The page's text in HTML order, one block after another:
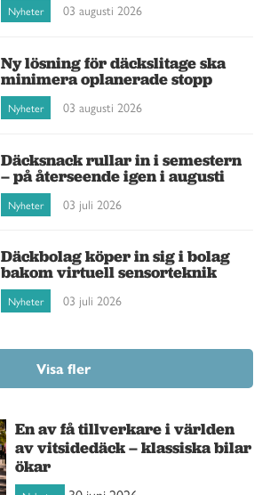
Nyheter 03 augusti 2026
Ny lösning för däckslitage ska
minimera oplanerade stopp
Nyheter 03 augusti 2026
Däcksnack rullar in i semestern
– på återseende igen i augusti
Nyheter 03 juli 2026
Däckbolag köper in sig i bolag
bakom virtuell sensorteknik
Nyheter 03 juli 2026
Visa fler
En av få tillverkare i världen
av vitsidedäck – klassiska bilar
ökar